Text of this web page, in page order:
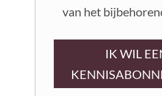
van het
IK WIL